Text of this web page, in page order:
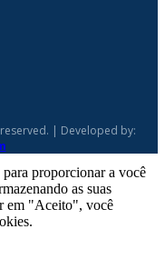
| Developed by:
proporcionar a você
as suas
em "Aceito", você